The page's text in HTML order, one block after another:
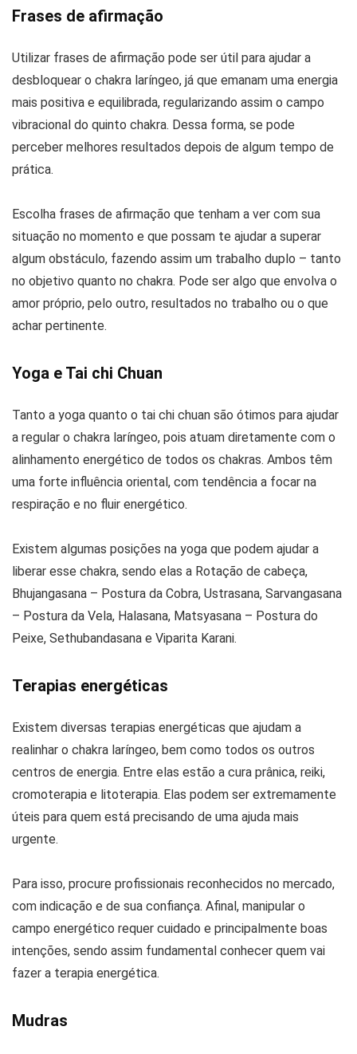
Frases de afirmação
Utilizar frases de afirmação pode ser útil para ajudar a
desbloquear o chakra laríngeo, já que emanam uma energia
mais positiva e equilibrada, regularizando assim o campo
vibracional do quinto chakra. Dessa forma, se pode
perceber melhores resultados depois de algum tempo de
prática.
Escolha frases de afirmação que tenham a ver com sua
situação no momento e que possam te ajudar a superar
algum obstáculo, fazendo assim um trabalho duplo – tanto
no objetivo quanto no chakra. Pode ser algo que envolva o
amor próprio, pelo outro, resultados no trabalho ou o que
achar pertinente.
Yoga e Tai chi Chuan
Tanto a yoga quanto o tai chi chuan são ótimos para ajudar
a regular o chakra laríngeo, pois atuam diretamente com o
alinhamento energético de todos os chakras. Ambos têm
uma forte influência oriental, com tendência a focar na
respiração e no fluir energético.
Existem algumas posições na yoga que podem ajudar a
liberar esse chakra, sendo elas a Rotação de cabeça,
Bhujangasana – Postura da Cobra, Ustrasana, Sarvangasana
– Postura da Vela, Halasana, Matsyasana – Postura do
Peixe, Sethubandasana e Viparita Karani.
Terapias energéticas
Existem diversas terapias energéticas que ajudam a
realinhar o chakra laríngeo, bem como todos os outros
centros de energia. Entre elas estão a cura prânica, reiki,
cromoterapia e litoterapia. Elas podem ser extremamente
úteis para quem está precisando de uma ajuda mais
urgente.
Para isso, procure profissionais reconhecidos no mercado,
com indicação e de sua confiança. Afinal, manipular o
campo energético requer cuidado e principalmente boas
intenções, sendo assim fundamental conhecer quem vai
fazer a terapia energética.
Mudras